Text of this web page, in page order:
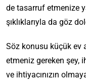
de tasarruf etmenize
şıklıklarıyla da göz
Söz konusu küçük ev
etmeniz gereken şey,
ve ihtiyacınızın